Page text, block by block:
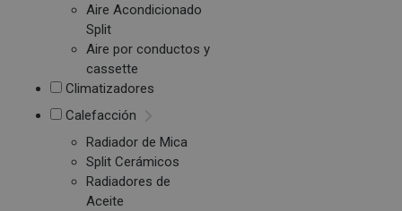
Aire Acondicionado
Split
Aire por conductos y
cassette
Climatizadores
Calefacción
Radiador de Mica
Split Cerámicos
Radiadores de
Aceite